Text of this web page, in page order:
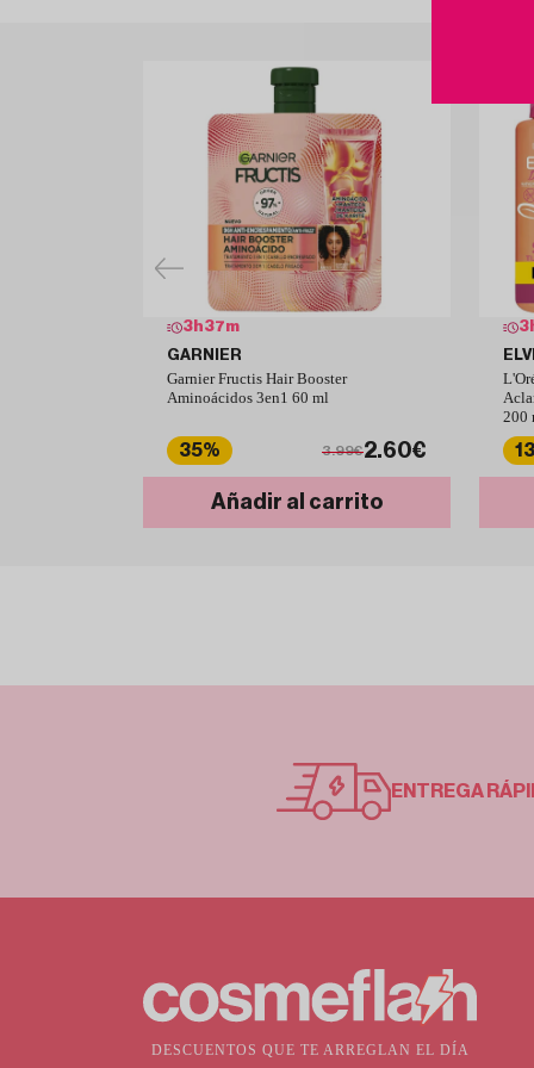
3 h37m
GARNIER
Garnier Fructis Hair Booster
Aminoácidos 3en1 60 ml
35% 3.99€2.60€
Añadir al carrito
3
200
ENTREGA
DESCUENTOS QUE TE ARREGLAN EL DÍA